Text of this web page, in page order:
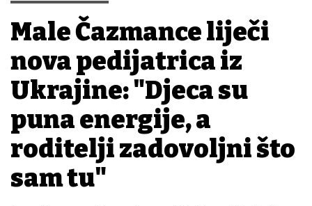
Male Čazmance liječi
nova pedijatrica iz
Ukrajine: "Djeca su
puna energije, a
roditelji zadovoljni što
sam tu"